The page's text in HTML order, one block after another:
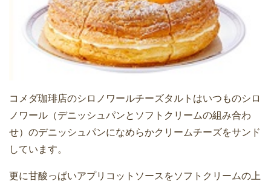
コメダ珈琲店のシロノワールチーズタルトはいつものシロ
ノワール（デニッシュパンとソフトクリームの組み合わ
せ）のデニッシュパンになめらかクリームチーズをサンド
しています。
更に甘酸っぱいアプリコットソースをソフトクリームの上